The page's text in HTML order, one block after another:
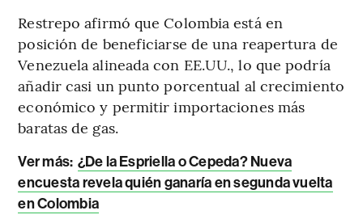
Restrepo afirmó que Colombia está en
posición de beneficiarse de una reapertura de
Venezuela alineada con EE.UU., lo que podría
añadir casi un punto porcentual al crecimiento
económico y permitir importaciones más
baratas de gas.
Ver más: ¿De la Espriella o Cepeda? Nueva
encuesta revela quién ganaría en segunda vuelta
en Colombia